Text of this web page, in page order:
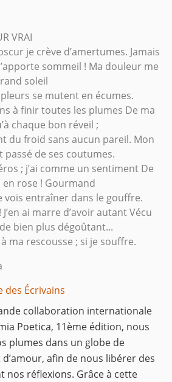
VRAI
je crève d’amertumes. Jamais
sommeil ! Ma douleur me
soleil
se mutent en écumes.
à finir toutes les plumes De ma
chaque bon réveil ;
du froid sans aucun pareil. Mon
passé de ses coutumes.
; j’ai comme un sentiment De
en rose ! Gourmand
vois entraîner dans le gouffre.
ai marre d’avoir autant Vécu
bien plus dégoûtant...
à ma rescousse ; si je souffre.
des Écrivains
collaboration internationale
Poetica, 11ème édition, nous
plumes dans un globe de
afin de nous libérer des
nos réflexions. Grâce à cette